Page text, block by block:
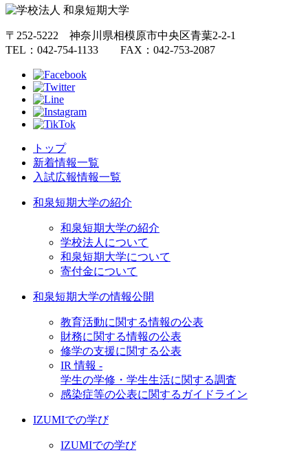
〒252-5222 神奈川県相模原市中央区青葉2-2-1
TEL：042-754-1133 FAX：042-753-2087
トップ
新着情報一覧
入試広報情報一覧
和泉短期大学の紹介
和泉短期大学の紹介
学校法人について
和泉短期大学について
寄付金について
和泉短期大学の情報公開
教育活動に関する情報の公表
財務に関する情報の公表
修学の支援に関する公表
IR 情報 -
学生の学修・学生生活に関する調査
感染症等の公表に関するガイドライン
IZUMIでの学び
IZUMIでの学び